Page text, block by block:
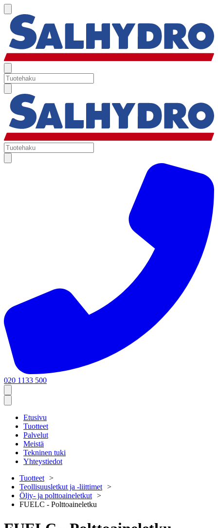
020 1133 500
Etusivu
Tuotteet
Palvelut
Meistä
Tekninen tuki
Yhteystiedot
Tuotteet
Teollisuusletkut ja -liittimet
Öljy- ja polttoaineletkut
FUELC - Polttoaineletku